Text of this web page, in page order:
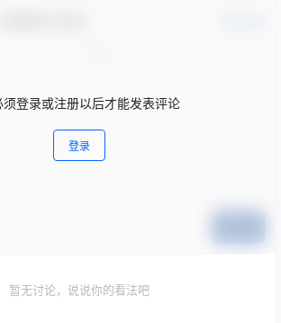
须登录或注册以后才能发表评论
登录
暂无讨论，说说你的看法吧